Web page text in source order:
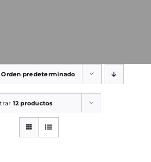
Orden predeterminado
12 productos